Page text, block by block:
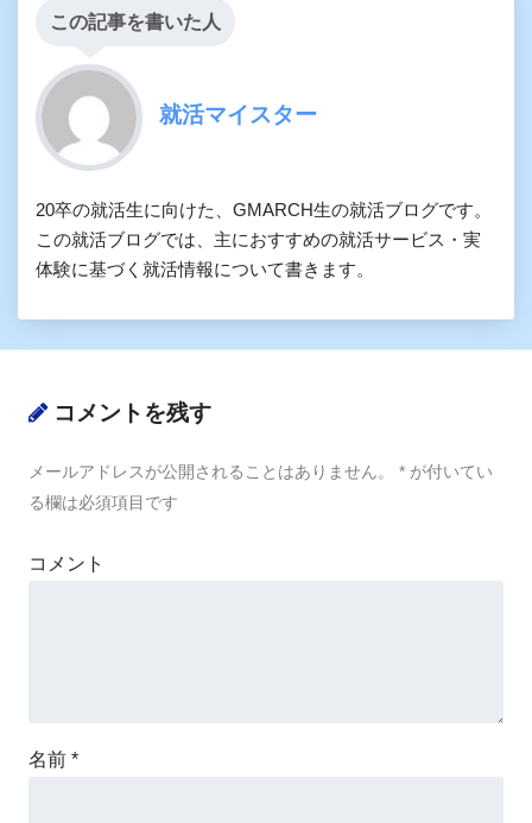
この記事を書いた人
就活マイスター
20卒の就活生に向けた、GMARCH生の就活ブログです。
この就活ブログでは、主におすすめの就活サービス・実
体験に基づく就活情報について書きます。
コメントを残す
メールアドレスが公開されることはありません。 * が付いてい
る欄は必須項目です
コメント
名前 *